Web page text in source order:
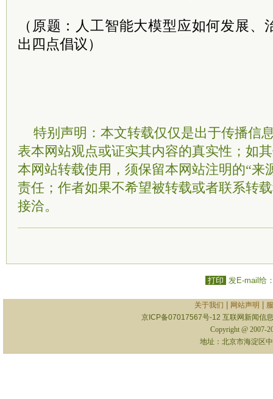
（原题：人工智能大模型应如何发展
出四点倡议）
特别声明：本文转载仅仅是出于传播信
表本网站观点或证实其内容的真实性；如
本网站转载使用，须保留本网站注明的“来
责任；作者如果不希望被转载或者联系转
接洽。
打印 发E-mail给
关于我们 网站声明
京ICP备07017567号-12 互联网新闻信
Copyright @ 2007-
地址：北京市海淀区